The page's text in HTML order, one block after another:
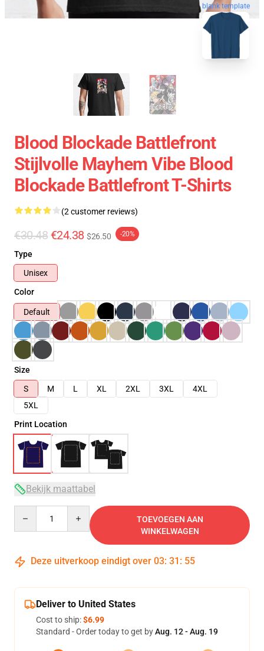
blank template
Blood Blockade Battlefront
Stijlvolle Mayhem Vibe Blood
Blockade Battlefront T-Shirts
(2 customer reviews)
€30.48 €24.38 $26.50 -20%
Type
Unisex
Color
Default
Size
S
M L XL 2XL 3XL
4XL
5XL
Print Location
Bekijk maattabel
TOEVOEGEN AAN
WINKELWAGEN
Deze uitverkoop eindigt over 03: 31 : 54
Deliver to United States
Cost to ship:$6.99
Standard - Order today to get byAug. 12 - Aug. 19